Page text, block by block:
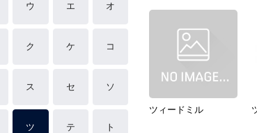
ウ エ オ
ク ケ コ
ス セ ソ
ツ テ ト
ツィードミル